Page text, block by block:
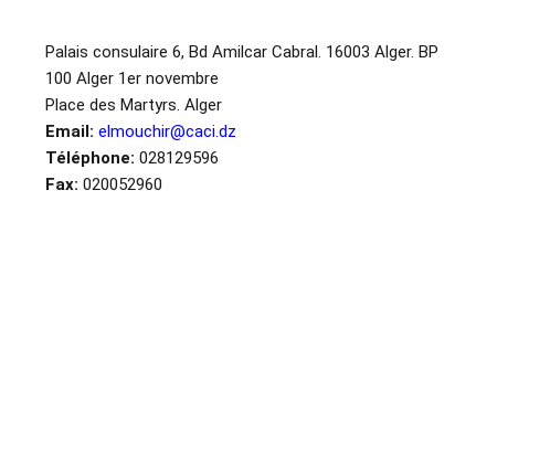
Palais consulaire 6, Bd Amilcar Cabral. 16003 Alger. BP
100 Alger 1er novembre
Place des Martyrs. Alger
Email: elmouchir@caci.dz
Téléphone: 028129596
Fax: 020052960